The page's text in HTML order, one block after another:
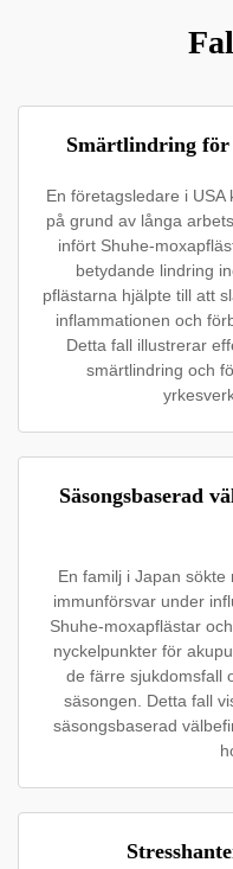
Smärtlindring för
En företagsledare i
på grund av långa
infört Shuhe-
betydande lindring
pflästarna hjälpte till att
inflammationen och
Detta fall illustrerar
smärtlindring och
Säsongsbaserad
En familj i Japan
immunförsvar under
Shuhe-moxapflästar
nyckelpunkter för
de färre sjukdomsfall
säsongen. Detta fall
säsongsbaserad